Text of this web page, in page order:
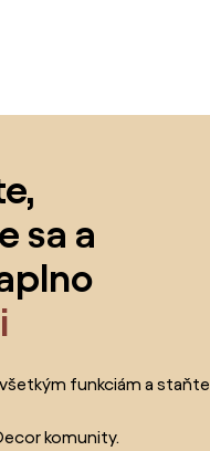
sa a
funkciám a staňte
komunity.